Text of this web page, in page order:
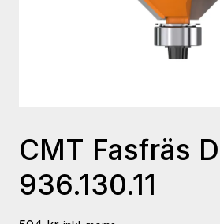
CMT Fasfräs
936.130.11